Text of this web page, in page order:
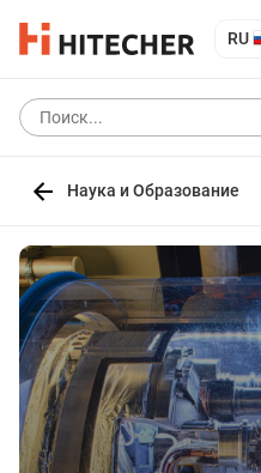
RU
Наука и Образование